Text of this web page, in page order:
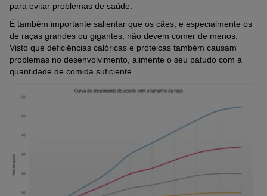
para evitar problemas de saúde.
É também importante salientar que os cães, e especialmente os
de raças grandes ou gigantes, não devem comer de menos.
Visto que deficiências calóricas e proteicas também causam
problemas no desenvolvimento, alimente o seu patudo com a
quantidade de comida suficiente.